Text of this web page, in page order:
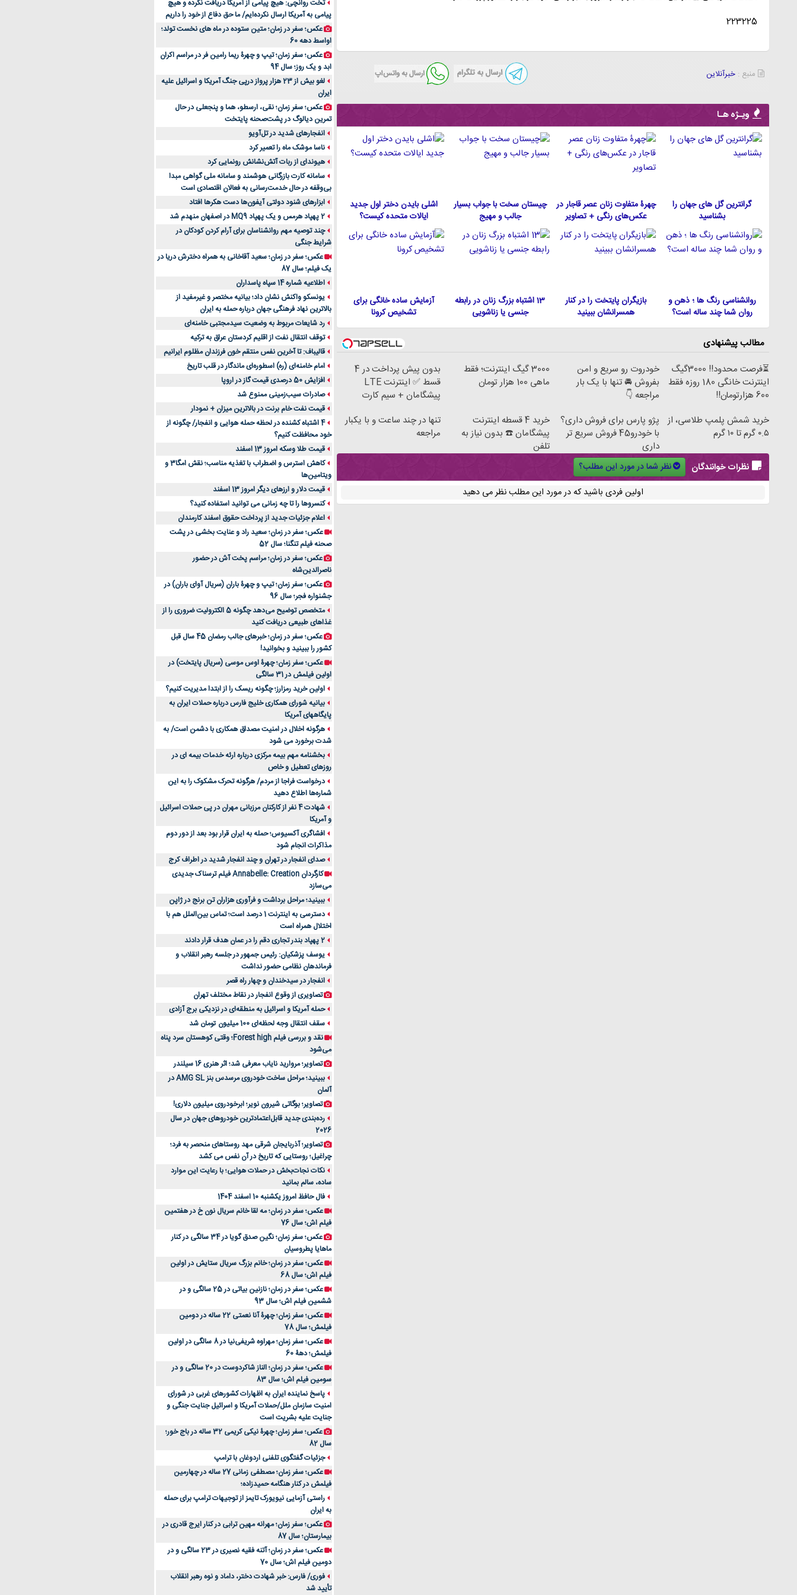
223225
منبع : خبرآنلاین
ویـژه هـا
گرانترین گل های جهان را
بشناسید
چهرۀ متفاوت زنان عصر قاجار در
عکس‌های رنگی + تصاویر
چیستان سخت با جواب بسیار
جالب و مهیج
اشلی بایدن دختر اول جدید
ایالات متحده كيست؟
روانشناسی رنگ ها ؛ ذهن و
روان شما چند ساله است؟
بازیگران پایتخت را در کنار
همسرانشان ببینید
13 اشتباه بزرگ زنان در رابطه
جنسی یا زناشویی
آزمایش ساده خانگی برای
تشخیص کرونا
مطالب پیشنهادی
⏳فرصت محدود!! 3000گیگ
اینترنت خانگی 180 روزه فقط
600 هزارتومان!!
خودروت رو سریع و امن
بفروش 🚘 تنها با یک بار
مراجعه 👇
3000 گیگ اینترنت؛ فقط
ماهی 100 هزار تومان
بدون پیش پرداخت در 4
قسط ✅ اینترنت LTE
پیشگامان + سیم کارت
خرید شمش پلمپ طلاسی، از
۰.۵ گرم تا ۱۰ گرم
پژو پارس برای فروش داری؟
با خودرو45 فروش سریع تر
داری
خرید 4 قسطه اینترنت
پیشگامان ☎️ بدون نیاز به
تلفن
تنها در چند ساعت و با یکبار
مراجعه
نظرات خوانندگان
نظر شما در مورد این مطلب؟
اولین فردی باشید که در مورد این مطلب نظر می دهید
راهنمای جامع بهترین کفش ورزشی برای دویدن و استفاده
روزمره | بررسی ۱۲ مدل برتر
تخت روانچی: هیچ پیامی از آمریکا دریافت نکرده و هیچ
پیامی به آمریکا ارسال نکرده‌ایم/ ما حق دفاع از خود را داریم
عکس؛ سفر در زمان؛ متین ستوده در ماه های نخست تولد؛
اواسط دهه 60
عکس؛ سفر زمان؛ تیپ و چهرۀ ریما رامین فر در مراسم اکران
ابد و یک روز؛ سال 94
لغو بیش از 23 هزار پرواز درپی جنگ آمریکا و اسرائیل علیه
ایران
عکس؛ سفر زمان؛ نقی، ارسطو، هما و پنجعلی در حال
تمرین دیالوگ در پشت‌صحنه پایتخت
انفجارهای شدید در تل‌آویو
ناسا موشک ماه را تعمیر کرد
هیوندای از ربات آتش‌نشانش رونمایی کرد
سامانه کارت بازرگانی هوشمند و سامانه ملی گواهی مبدا
بی‌وقفه در حال خدمت‌رسانی به فعالان اقتصادی است
ابزارهای شنود دولتی آیفون‌ها دست هکرها افتاد
2 پهپاد هرمس و یک پهپاد MQ9 در اصفهان منهدم شد
چند توصیه مهم روانشناسان برای آرام کردن کودکان در
شرایط جنگی
عکس؛ سفر در زمان؛ سعید آقاخانی به همراه دخترش دریا در
یک فیلم؛ سال 87
اطلاعیه شماره 14 سپاه پاسداران
یونسکو واکنش نشان داد؛ بیانیه مختصر و غیرمفید از
بالاترین نهاد فرهنگی جهان درباره حمله به ایران
رد شایعات مربوط به وضعیت سیدمجتبی خامنه‌ای
توقف انتقال نفت از اقلیم کردستان عراق به ترکیه
قالیباف: تا آخرین نفس منتقم خون فرزندان مظلوم ایرانیم
امام خامنه‌ای (ره) اسطوره‌ای ماندگار در قلب تاریخ
افزایش 50 درصدی قیمت گاز در اروپا
صادرات سیب‌زمینی ممنوع شد
قیمت نفت خام برنت در بالاترین میزان + نمودار
4 اشتباه کشنده در لحظه حمله هوایی و انفجار/ چگونه از
خود محافظت کنیم؟
قیمت طلا وسکه امروز 13 اسفند
کاهش استرس و اضطراب با تغذیه مناسب؛ نقش امگا3 و
ویتامین‌ها
قیمت دلار و ارزهای دیگر امروز 13 اسفند
کنسروها را تا چه زمانی می توانید استفاده کنید؟
اعلام جزئیات جدید از پرداخت حقوق اسفند کارمندان
عکس؛ سفر در زمان؛ سعید راد و عنایت بخشی در پشت
صحنه فیلم تنگنا؛ سال 52
عکس؛ سفر در زمان؛ مراسم پخت آش در حضور
ناصرالدین‌شاه
عکس؛ سفر زمان؛ تیپ و چهرۀ باران (سریال آوای باران) در
جشنواره فجر؛ سال 96
متخصص توضیح می‌دهد چگونه 5 الکترولیت ضروری را از
غذاهای طبیعی دریافت کنید
عکس؛ سفر در زمان؛ خبرهای جالب رمضان 45 سال قبل
کشور را ببینید و بخوانید!
عکس؛ سفر زمان؛ چهرۀ اوس موسی (سریال پایتخت) در
اولین فیلمش در 31 سالگی
اولین خرید رمزارز؛ چگونه ریسک را از ابتدا مدیریت کنیم؟
بیانیه شورای همکاری خلیج فارس درباره حملات ایران به
پایگاههای آمریکا
هرگونه اخلال در امنیت مصداق همکاری با دشمن است/ به
شدت برخورد می شود
بخشنامه مهم بیمه مرکزی درباره ارئه خدمات بیمه ای در
روزهای تعطیل و خاص
درخواست فراجا از مردم/ هرگونه تحرک مشکوک را به این
شماره‌ها اطلاع دهید
شهادت 4 نفر از کارکنان مرزبانی مهران در پی حملات اسرائیل
و آمریکا
افشاگری آکسیوس؛ حمله به ایران قرار بود بعد از دور دوم
مذاکرات انجام شود
صدای انفجار در تهران و چند انفجار شدید در اطراف کرج
کارگردان Annabelle: Creation فیلم ترسناک جدیدی
می‌سازد
ببینید؛ مراحل برداشت و فرآوری هزاران تن برنج در ژاپن
دسترسی به اینترنت 1 درصد است؛ تماس بین‌الملل هم با
اختلال همراه است
2 پهپاد بندر تجاری دقم را در عمان هدف قرار دادند
یوسف پزشکیان: رئیس جمهور در جلسه رهبر انقلاب و
فرماندهان نظامی حضور نداشت
انفجار در سیدخندان و چهار راه قصر
تصاویری از وقوع انفجار در نقاط مختلف تهران
حمله آمریکا و اسرائیل به منطقه‌ای در نزدیکی برج آزادی
سقف انتقال وجه لحظه‌ای 100 میلیون تومان شد
نقد و بررسی فیلم Forest high؛ وقتی کوهستان سرد پناه
می‌شود
تصاویر؛ مروارید نایاب معرفی شد؛ اثر هنری 16 سیلندر
ببینید؛ مراحل ساخت خودروی مرسدس بنز AMG SL در
آلمان
تصاویر؛ بوگاتی شیرون نویر؛ ابرخودروی میلیون دلاری!
رده‌بندی جدید قابل‌اعتمادترین خودروهای جهان در سال
2026
تصاویر؛ آذربایجان شرقی مهد روستاهای منحصر به فرد؛
چراغیل؛ روستایی که تاریخ در آن نفس می کشد
نکات نجات‌بخش در حملات هوایی؛ با رعایت این موارد
ساده، سالم بمانید
فال حافظ امروز یکشنبه 10 اسفند 1404
عکس؛ سفر در زمان؛ مه لقا خانم سریال نون خ در هفتمین
فیلم اش؛ سال 76
عکس؛ سفر زمان؛ نگین صدق گویا در 34 سالگی در کنار
ماهایا پطروسیان
عکس؛ سفر در زمان؛ خانم بزرگ سریال ستایش در اولین
فیلم اش؛ سال 68
عکس؛ سفر در زمان؛ نازنین بیاتی در 25 سالگی و در
ششمین فیلم اش؛ سال 93
عکس؛ سفر زمان؛ چهرۀ آنا نعمتی 22 ساله در دومین
فیلمش؛ سال 78
عکس؛ سفر زمان؛ مهراوه شریفی‌نیا در 8 سالگی در اولین
فیلمش؛ دهۀ 60
عکس؛ سفر در زمان؛ الناز شاکردوست در 20 سالگی و در
سومین فیلم اش؛ سال 83
پاسخ نماینده ایران به اظهارات کشورهای غربی در شورای
امنیت سازمان ملل/حملات آمریکا و اسرائیل جنایت جنگی و
جنایت علیه بشریت است
عکس؛ سفر زمان؛ چهرۀ نیکی کریمی 32 ساله در باج خور؛
سال 82
جزئیات گفتگوی تلفنی اردوغان با ترامپ
عکس؛ سفر زمان؛ مصطفی زمانی 27 ساله در چهارمین
فیلمش در کنار هنگامه حمیدزاده؛
راستی آزمایی نیویورک تایمز از توجیهات ترامپ برای حمله
به ایران
عکس؛ سفر زمان؛ مهرانه مهین ترابی در کنار ایرج قادری در
بیمارستان؛ سال 87
عکس؛ سفر در زمان؛ آتنه فقیه نصیری در 23 سالگی و در
دومین فیلم اش؛ سال 70
فوری/ فارس: خبر شهادت دختر، داماد و نوه رهبر انقلاب
تأیید شد